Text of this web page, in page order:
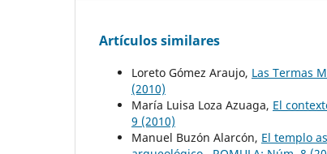
Artículos similares
Loreto Gómez Araujo, Las Termas
(2010)
María Luisa Loza Azuaga, El
9 (2010)
Manuel Buzón Alarcón, El templo